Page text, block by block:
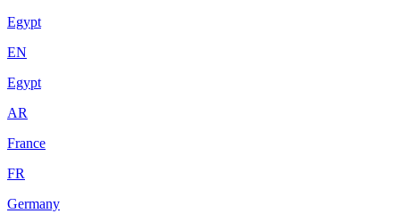
Egypt
EN
Egypt
AR
France
FR
Germany